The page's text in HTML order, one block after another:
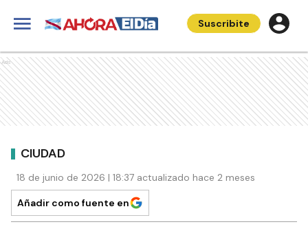
Suscribite
Ads
CIUDAD
18 de junio de 2026 | 18:37 actualizado hace 2 meses
Añadir como fuente en